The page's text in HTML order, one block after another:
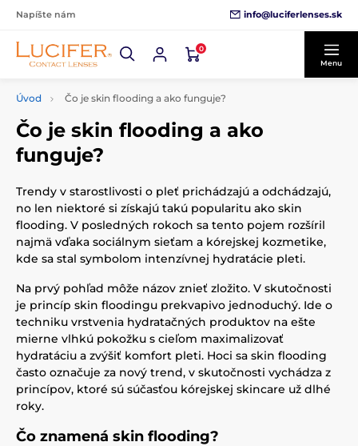
Napíšte nám info@luciferlenses.sk
0
Menu
Úvod Čo je skin flooding a ako funguje?
Čo je skin flooding a ako
funguje?
Trendy v starostlivosti o pleť prichádzajú a odchádzajú,
no len niektoré si získajú takú popularitu ako skin
flooding. V posledných rokoch sa tento pojem rozšíril
najmä vďaka sociálnym sieťam a kórejskej kozmetike,
kde sa stal symbolom intenzívnej hydratácie pleti.
Na prvý pohľad môže názov znieť zložito. V skutočnosti
je princíp skin floodingu prekvapivo jednoduchý. Ide o
techniku vrstvenia hydratačných produktov na ešte
mierne vlhkú pokožku s cieľom maximalizovať
hydratáciu a zvýšiť komfort pleti. Hoci sa skin flooding
často označuje za nový trend, v skutočnosti vychádza z
princípov, ktoré sú súčasťou kórejskej skincare už dlhé
roky.
Čo znamená skin flooding?